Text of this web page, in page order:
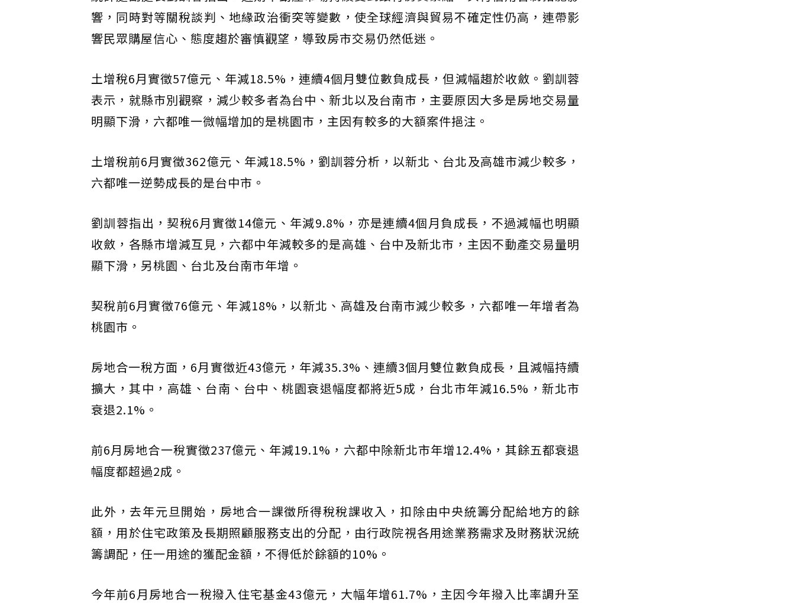
響，同時對等關稅談判、地緣政治衝突等變數，使全球經濟與貿易不確定性仍高，連帶影
響民眾購屋信心、態度趨於審慎觀望，導致房市交易仍然低迷。
土增稅6月實徵57億元、年減18.5%，連續4個月雙位數負成長，但減幅趨於收斂。劉訓蓉
表示，就縣市別觀察，減少較多者為台中、新北以及台南市，主要原因大多是房地交易量
明顯下滑，六都唯一微幅增加的是桃園市，主因有較多的大額案件挹注。
土增稅前6月實徵362億元、年減18.5%，劉訓蓉分析，以新北、台北及高雄市減少較多，
六都唯一逆勢成長的是台中市。
劉訓蓉指出，契稅6月實徵14億元、年減9.8%，亦是連續4個月負成長，不過減幅也明顯
收斂，各縣市增減互見，六都中年減較多的是高雄、台中及新北市，主因不動產交易量明
顯下滑，另桃園、台北及台南市年增。
契稅前6月實徵76億元、年減18%，以新北、高雄及台南市減少較多，六都唯一年增者為
桃園市。
房地合一稅方面，6月實徵近43億元，年減35.3%、連續3個月雙位數負成長，且減幅持續
擴大，其中，高雄、台南、台中、桃園衰退幅度都將近5成，台北市年減16.5%，新北市
衰退2.1%。
前6月房地合一稅實徵237億元、年減19.1%，六都中除新北市年增12.4%，其餘五都衰退
幅度都超過2成。
此外，去年元旦開始，房地合一課徵所得稅稅課收入，扣除由中央統籌分配給地方的餘
額，用於住宅政策及長期照顧服務支出的分配，由行政院視各用途業務需求及財務狀況統
籌調配，任一用途的獲配金額，不得低於餘額的10%。
今年前6月房地合一稅撥入住宅基金43億元，大幅年增61.7%，主因今年撥入比率調升至